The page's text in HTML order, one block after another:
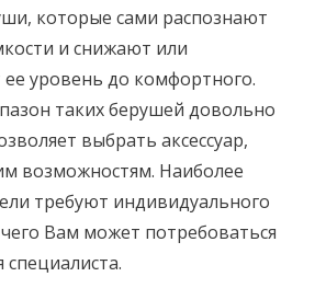
которые сами распознают
и снижают или
уровень до комфортного.
таких берушей довольно
выбрать аксессуар,
возможностям. Наиболее
требуют индивидуального
Вам может потребоваться
специалиста.